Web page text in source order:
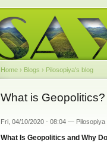
Home › Blogs › Pilosopiya's blog
What is
Fri, 04/10/2020 - 08:04 — Pilosopiya
What Is Geopolitics and Why